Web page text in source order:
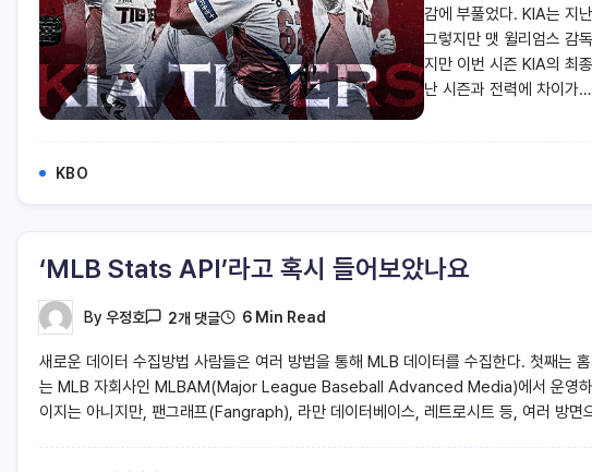
감에 부풀었다. KIA는 지
그렇지만 맷 윌리엄스 감
지만 이번 시즌 KIA의 최
난 시즌과 전력에 차이가…
KBO
‘MLB Stats API’라고 혹시 들어보았나요
By 우정호 2개 댓글 6 Min Read
새로운 데이터 수집방법 사람들은 여러 방법을 통해 MLB 데이터를 수집한다. 첫째는
는 MLB 자회사인 MLBAM(Major League Baseball Advanced Media)에서 운영
이지는 아니지만, 팬그래프(Fangraph), 라만 데이터베이스, 레트로시트 등, 여러 방